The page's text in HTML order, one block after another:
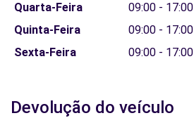
Quarta-Feira
09:00 - 17:00
Quinta-Feira
09:00 - 17:00
Sexta-Feira
09:00 - 17:00
Devolução do veículo